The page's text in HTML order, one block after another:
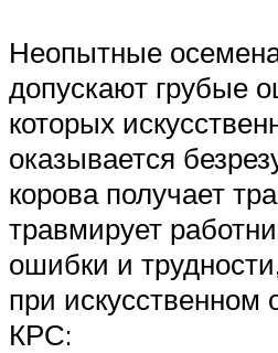
Неопытные
допускают грубые
которых
оказывается
корова получает
травмирует
ошибки и
при искусственном
КРС: